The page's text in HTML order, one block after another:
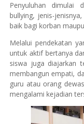
Penyuluhan dimulai
bullying, jenis-
baik bagi korban
Melalui pendekatan
untuk aktif bertanya
siswa juga diajarkan
membangun empati,
guru atau orang
mengalami kejadian